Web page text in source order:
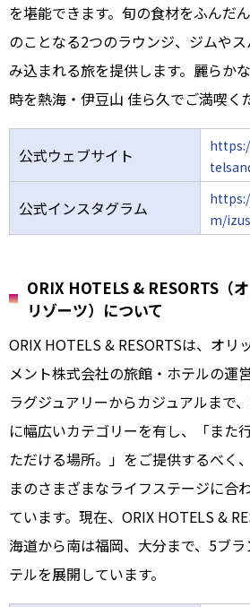
を堪能できます。旬の食材をふんだ
のことなる2つのラウンジ、ジムや
み込まれる旅を提供します。麗らか
時を熱海・伊豆山 佳ら久でご満喫く
公式ウェブサイト
公式インスタグラム
m/
ORIX HOTELS & RESORTS（
リゾーツ）について
ORIX HOTELS & RESORTSは、オリ
メント株式会社の旅館・ホテルの運
ラグジュアリーからカジュアルまで
に幅広いカテゴリーを有し、「また
ただける場所。」をご提供するべく
まのさまざまなライフステージに合
ています。現在、ORIX HOTELS &
海道から南は福岡、大分まで、5ブ
テルを展開しています。